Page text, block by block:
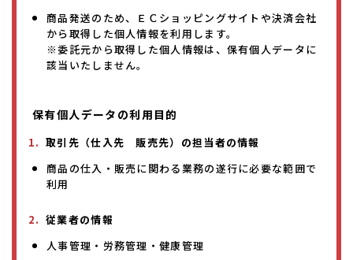
商品発送のため、ＥＣショッピングサイトや決済会社
から取得した個人情報を利用します。
※委託元から取得した個人情報は、保有個人データに
該当いたしません。
保有個人データの利用目的
取引先（仕入先 販売先）の担当者の情報
商品の仕入・販売に関わる業務の遂行に必要な範囲で
利用
従業者の情報
人事管理・労務管理・健康管理